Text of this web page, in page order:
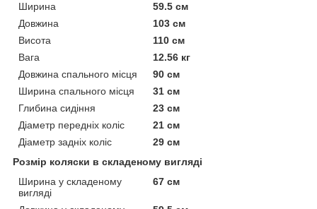
Ширина
59.5 см
Довжина
103 см
Висота
110 см
Вага
12.56 кг
Довжина спального місця
90 см
Ширина спального місця
31 см
Глибина сидіння
23 см
Діаметр передніх коліс
21 см
Діаметр задніх коліс
29 см
Розмір коляски в складеному вигляді
Ширина у складеному
вигляді
67 см